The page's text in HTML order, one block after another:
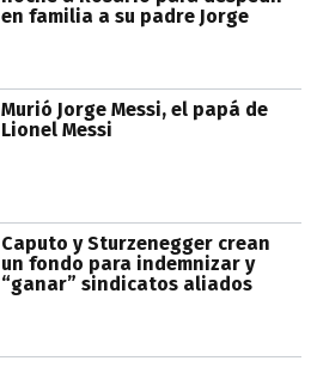
en familia a su padre Jorge
Murió Jorge Messi, el papá de
Lionel Messi
Caputo y Sturzenegger crean
un fondo para indemnizar y
“ganar” sindicatos aliados